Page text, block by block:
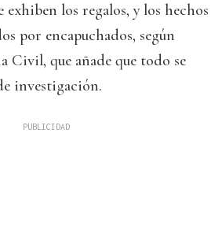
exhiben los regalos, y los hechos
por encapuchados, según
Civil, que añade que todo se
investigación.